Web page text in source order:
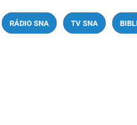
RÁDIO SNA TV SNA